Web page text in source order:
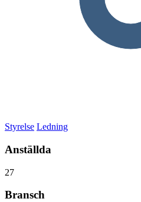
Styrelse Ledning
Anställda
27
Bransch